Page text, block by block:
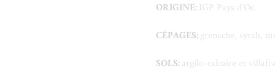
ORIGINE: IGP Pays d’Oc.
CÉPAGES:grenache, syrah,
SOLS:argilo-calcaire et